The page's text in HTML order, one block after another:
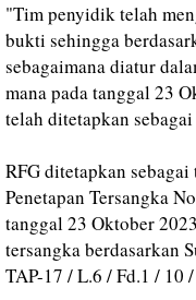
"Tim penyidik telah
bukti sehingga
sebagaimana diatur
mana pada tanggal 23
telah ditetapkan
RFG ditetapkan
Penetapan Tersangka
tanggal 23 Oktober
tersangka berdasarkan
TAP-17 / L.6 / Fd.1 / 10